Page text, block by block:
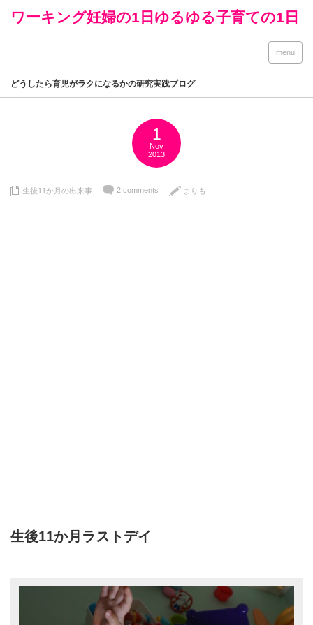
ワーキング妊婦の1日ゆるゆる子育ての1日
menu
どうしたら育児がラクになるかの研究実践ブログ
1
Nov
2013
生後11か月の出来事 2 comments まりも
生後11か月ラストデイ